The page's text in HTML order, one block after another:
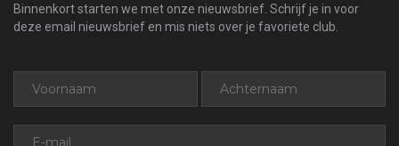
Binnenkort starten we met onze nieuwsbrief. Schrijf je in voor
deze email nieuwsbrief en mis niets over je favoriete club.